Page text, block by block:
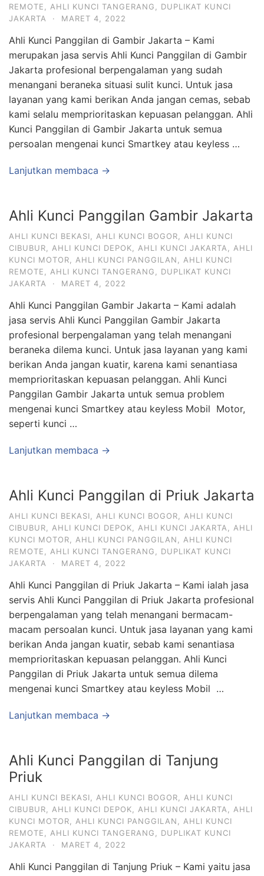
REMOTE
AHLI KUNCI TANGERANG
DUPLIKAT KUNCI
JAKARTA
· MARET 4, 2022
Ahli Kunci Panggilan di Gambir Jakarta – Kami
merupakan jasa servis Ahli Kunci Panggilan di Gambir
Jakarta profesional berpengalaman yang sudah
menangani beraneka situasi sulit kunci. Untuk jasa
layanan yang kami berikan Anda jangan cemas, sebab
kami selalu memprioritaskan kepuasan pelanggan. Ahli
Kunci Panggilan di Gambir Jakarta untuk semua
persoalan mengenai kunci Smartkey atau keyless …
Lanjutkan membaca →
Ahli Kunci Panggilan Gambir Jakarta
AHLI KUNCI BEKASI AHLI KUNCI BOGOR
AHLI KUNCI
CIBUBUR
AHLI KUNCI DEPOK AHLI KUNCI JAKARTA
AHLI
KUNCI MOTOR
AHLI KUNCI PANGGILAN
AHLI KUNCI
REMOTE
AHLI KUNCI TANGERANG
DUPLIKAT KUNCI
JAKARTA
· MARET 4, 2022
Ahli Kunci Panggilan Gambir Jakarta – Kami adalah
jasa servis Ahli Kunci Panggilan Gambir Jakarta
profesional berpengalaman yang telah menangani
beraneka dilema kunci. Untuk jasa layanan yang kami
berikan Anda jangan kuatir, karena kami senantiasa
memprioritaskan kepuasan pelanggan. Ahli Kunci
Panggilan Gambir Jakarta untuk semua problem
mengenai kunci Smartkey atau keyless Mobil Motor,
seperti kunci …
Lanjutkan membaca →
Ahli Kunci Panggilan di Priuk Jakarta
AHLI KUNCI BEKASI AHLI KUNCI BOGOR
AHLI KUNCI
CIBUBUR
AHLI KUNCI DEPOK AHLI KUNCI JAKARTA
AHLI
KUNCI MOTOR
AHLI KUNCI PANGGILAN
AHLI KUNCI
REMOTE
AHLI KUNCI TANGERANG
DUPLIKAT KUNCI
JAKARTA
· MARET 4, 2022
Ahli Kunci Panggilan di Priuk Jakarta – Kami ialah jasa
servis Ahli Kunci Panggilan di Priuk Jakarta profesional
berpengalaman yang telah menangani bermacam-
macam persoalan kunci. Untuk jasa layanan yang kami
berikan Anda jangan kuatir, sebab kami senantiasa
memprioritaskan kepuasan pelanggan. Ahli Kunci
Panggilan di Priuk Jakarta untuk semua dilema
mengenai kunci Smartkey atau keyless Mobil …
Lanjutkan membaca →
Ahli Kunci Panggilan di Tanjung
Priuk
AHLI KUNCI BEKASI AHLI KUNCI BOGOR
AHLI KUNCI
CIBUBUR
AHLI KUNCI DEPOK AHLI KUNCI JAKARTA
AHLI
KUNCI MOTOR
AHLI KUNCI PANGGILAN
AHLI KUNCI
REMOTE
AHLI KUNCI TANGERANG
DUPLIKAT KUNCI
JAKARTA
· MARET 4, 2022
Ahli Kunci Panggilan di Tanjung Priuk – Kami yaitu jasa